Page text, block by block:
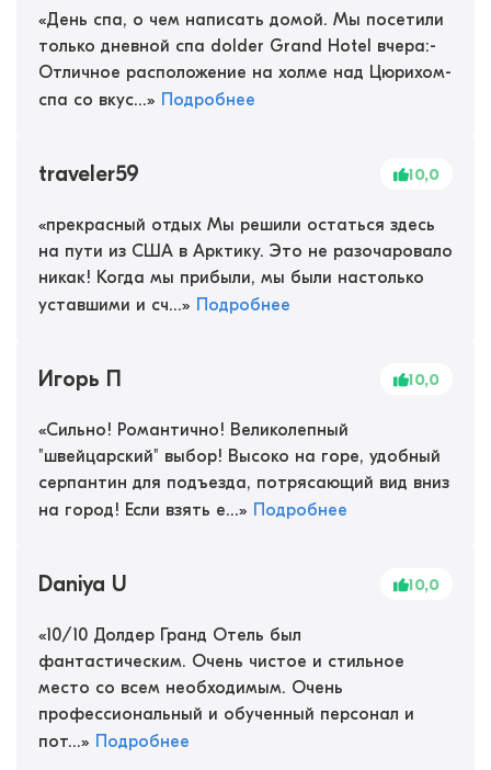
«День спа, о чем написать домой. Мы посетили
только дневной спа dolder Grand Hotel вчера:-
Отличное расположение на холме над Цюрихом-
спа со вкус...» Подробнее
traveler59 10,0
«прекрасный отдых Мы решили остаться здесь
на пути из США в Арктику. Это не разочаровало
никак! Когда мы прибыли, мы были настолько
уставшими и сч...» Подробнее
Игорь П 10,0
«Сильно! Романтично! Великолепный
"швейцарский" выбор! Высоко на горе, удобный
серпантин для подъезда, потрясающий вид вниз
на город! Если взять е...» Подробнее
Daniya U 10,0
«10/10 Долдер Гранд Отель был
фантастическим. Очень чистое и стильное
место со всем необходимым. Очень
профессиональный и обученный персонал и
пот...» Подробнее